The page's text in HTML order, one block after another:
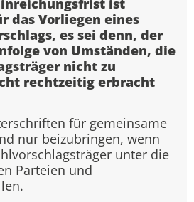
ist
das Vorliegen eines
es sei denn, der
von Umständen, die
nicht zu
rechtzeitig erbracht
für gemeinsame
nur beizubringen, wenn
unter die
Parteien und